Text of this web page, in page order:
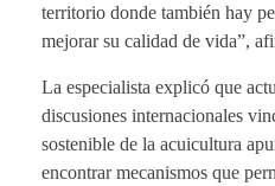
territorio donde también hay
mejorar su calidad de vida”,
La especialista explicó que
discusiones internacionales
sostenible de la acuicultura
encontrar mecanismos que